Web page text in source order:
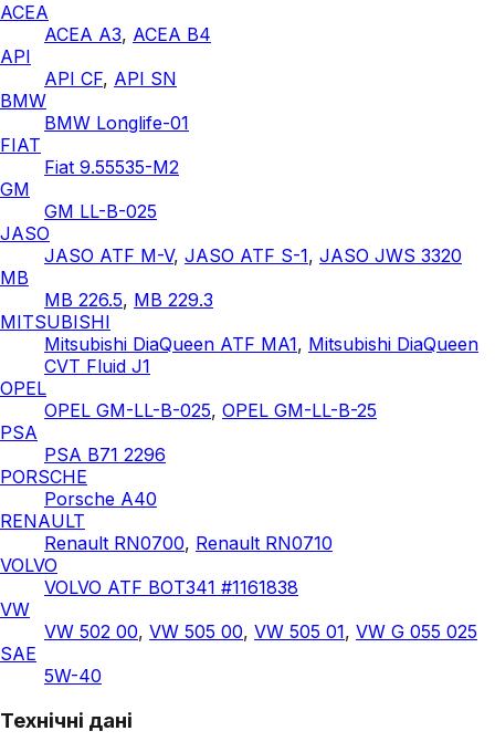
ACEA
ACEA A3, ACEA B4
API
API CF, API SN
BMW
BMW Longlife-01
FIAT
Fiat 9.55535-M2
GM
GM LL-B-025
JASO
JASO ATF M-V, JASO ATF S-1, JASO JWS 3320
MB
MB 226.5, MB 229.3
MITSUBISHI
Mitsubishi DiaQueen ATF MA1, Mitsubishi DiaQueen
CVT Fluid J1
OPEL
OPEL GM-LL-B-025, OPEL GM-LL-B-25
PSA
PSA B71 2296
PORSCHE
Porsche A40
RENAULT
Renault RN0700, Renault RN0710
VOLVO
VOLVO ATF BOT341 #1161838
VW
VW 502 00, VW 505 00, VW 505 01, VW G 055 025
SAE
5W-40
Технічні дані